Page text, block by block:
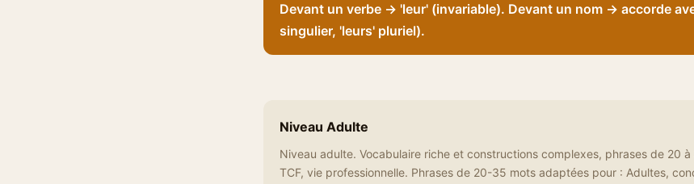
Devant un verbe → 'leur' (invariable). Devant un nom → accorde
singulier, 'leurs' pluriel).
Niveau Adulte
Niveau adulte. Vocabulaire riche et constructions complexes, phrases de 20
TCF, vie professionnelle. Phrases de 20-35 mots adaptées pour : Adultes,